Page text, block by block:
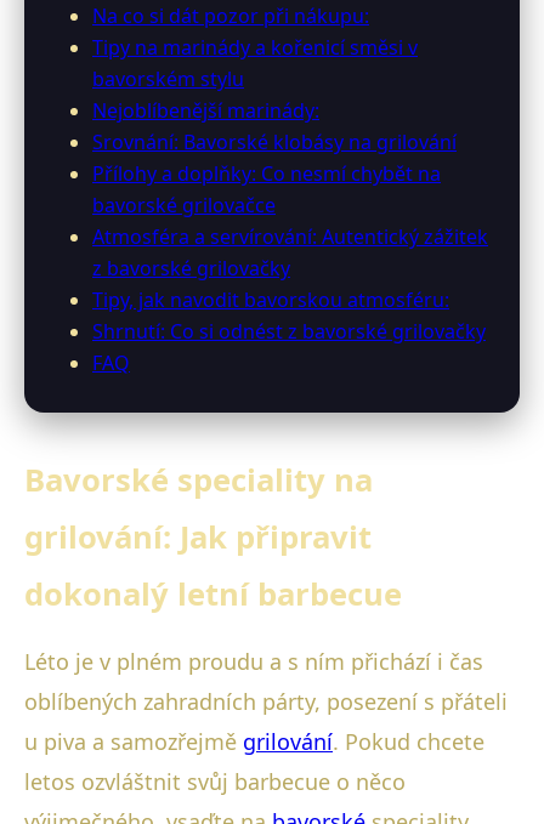
Na co si dát pozor při nákupu:
Tipy na marinády a kořenicí směsi v
bavorském stylu
Nejoblíbenější marinády:
Srovnání: Bavorské klobásy na grilování
Přílohy a doplňky: Co nesmí chybět na
bavorské grilovačce
Atmosféra a servírování: Autentický zážitek
z bavorské grilovačky
Tipy, jak navodit bavorskou atmosféru:
Shrnutí: Co si odnést z bavorské grilovačky
FAQ
Bavorské speciality na
grilování: Jak připravit
dokonalý letní barbecue
Léto je v plném proudu a s ním přichází i čas
oblíbených zahradních párty, posezení s přáteli
u piva a samozřejmě grilování. Pokud chcete
letos ozvláštnit svůj barbecue o něco